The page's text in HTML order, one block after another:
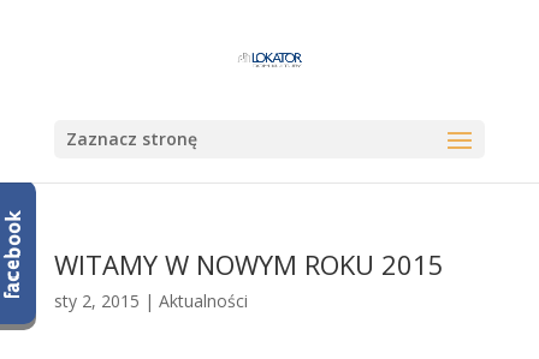
Zaznacz stronę
WITAMY W NOWYM ROKU 2015
sty 2, 2015 | Aktualności